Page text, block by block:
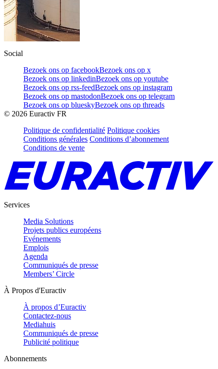
Social
Bezoek ons op facebookBezoek ons op x
Bezoek ons op linkedinBezoek ons op youtube
Bezoek ons op rss-feedBezoek ons op instagram
Bezoek ons op mastodonBezoek ons op telegram
Bezoek ons op blueskyBezoek ons op threads
© 2026 Euractiv FR
Politique de confidentialité Politique cookies
Conditions générales Conditions d’abonnement
Conditions de vente
Services
Media Solutions
Projets publics européens
Evénements
Emplois
Agenda
Communiqués de presse
Members’ Circle
À Propos d'Euractiv
À propos d’Euractiv
Contactez-nous
Mediahuis
Communiqués de presse
Publicité politique
Abonnements